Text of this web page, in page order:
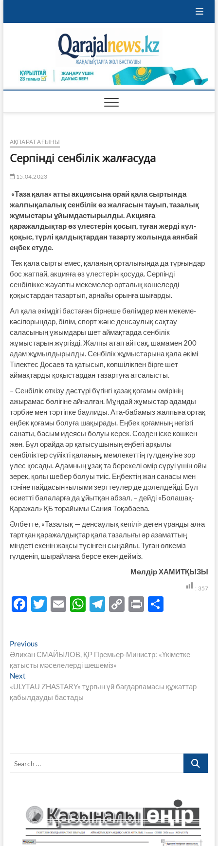
АҚПАРАТ АҒЫНЫ
Серпінді сенбілік жалғасуда
15.04.2023
«Таза қала» атты акциясына орай қала сыртында
жалпықалалық сенбілік өз жалғасын тауып, тазалық
жұмыстары ұйымдастырылды. Акцияға
қаражалдықтар өз үлестерін қосып, туған жерді күл-
қоқыс, түрлі қалдықтардан тазарту жолында аянбай
еңбек етуде.
Тек қала сырты емес, қаланың орталығында да тұрғындар
бос жатпай, акцияға өз үлестерін қосуда. Серпінді
сенбілікке жауапты мекемелер орталық көшелерді
қоқыстардан тазартып, арнайы орынға шығарды.
Ал қала әкімдігі бастаған бірнеше бөлімдер мен мекеме-
кәсіпорындар, білім, спорт және денсаулық сақтау
саласының ұжымдары шет аймақтарда сенбілік
жұмыстарын жүргізді. Жалпы атап айтсақ, шамамен 200
адам жұмылдырылды. Сенбілік жұмыстарына қала әкімі
Тілектес Досаев та қатысып, көпшілікпен бірге шет
аймақтарды қоқыстардан тазартуға атсалысты.
– Сенбілік өткізу дәстүрі бүгінгі қазақ қоғамы өмірінің
ажырамас бөлігіне айналған. Мұндай жұмыстар адамды
тәрбие мен тәртіпке баулиды. Ата-бабамыз жалпыға ортақ
еңбек қоғамы болуға шақырады. Еңбек қоғамның негізгі
санаты, басым идеясы болуы керек. Сөзден іске көшкен
жөн. Бұл орайда әр қатысушының еңбегі арқылы
сенбіліктер сүйікті қаланың, мемлекеттің гүлденуіне зор
үлес қосады. Адамның ұзақ та берекелі өмір сүруі үшін ойы
зерек, қолы шебер болуы тиіс. Еңбектің жан санасы мен
тәніне пайдасын ғылыми зерттеулер де дәлелдейді. Бұл
өсиетті балаларға да ұйытқан абзал, – дейді «Болашақ-
Қаражал» ҚБ төрайымы Сания Тоқабаева.
Әлбетте, «Тазалық — денсаулық кепілі» деген ұранды алға
тартқан қаражалдықтар қала тазалығы әр азаматтың
міндеті екенін жақсы түсінген сыңайлы. Туған өлкеміз
гүлденіп, шырайлана берсе екен дейміз.
Мөлдір ХАМИТҚЫЗЫ
: 357
F
b
o
o
k
T
er
E W
s
A
p
T
gr
a
m
C
y
n
P S
e
Навигация
по
записям
PreviousPrevious
post:
Әлихан СМАЙЫЛОВ, ҚР Премьер-Министр: «Үкіметке
қатысты мәселелерді шешеміз»
NextNext
post:
«ULYTAU ZHASTARY» тұрғын үй бағдарламасы құжаттар
қабылдауды бастады
Search